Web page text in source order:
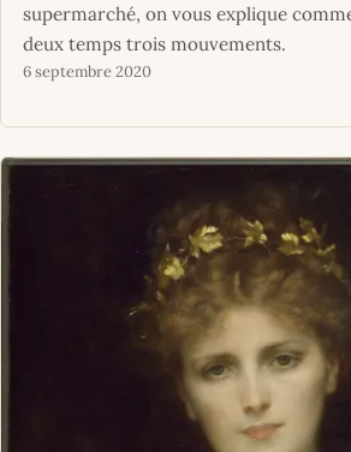
supermarché, on vous explique
deux temps trois mouvements.
6 septembre 2020